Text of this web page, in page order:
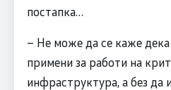
постапка…
– Не може да се каже
примени за работи на
инфраструктура, а без да